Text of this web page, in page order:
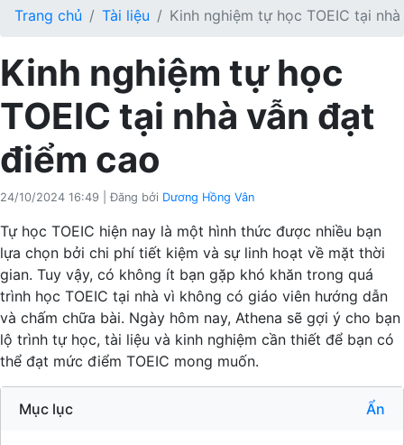
Trang chủ Tài liệu Kinh nghiệm tự học TOEIC tại
Kinh nghiệm tự học
TOEIC tại nhà vẫn đạt
điểm cao
24/10/2024 16:49 Đăng bởi Dương Hồng Vân
Tự học TOEIC hiện nay là một hình thức được nhiều bạn
lựa chọn bởi chi phí tiết kiệm và sự linh hoạt về mặt thời
gian. Tuy vậy, có không ít bạn gặp khó khăn trong quá
trình học TOEIC tại nhà vì không có giáo viên hướng dẫn
và chấm chữa bài. Ngày hôm nay, Athena sẽ gợi ý cho bạn
lộ trình tự học, tài liệu và kinh nghiệm cần thiết để bạn có
thể đạt mức điểm TOEIC mong muốn.
Mục lục Ẩn